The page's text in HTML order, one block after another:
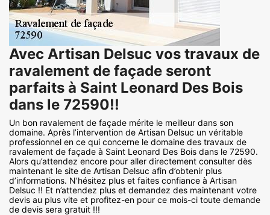
Avec Artisan Delsuc vos travaux de
ravalement de façade seront
parfaits à Saint Leonard Des Bois
dans le 72590!!
Un bon ravalement de façade mérite le meilleur dans son
domaine. Après l’intervention de Artisan Delsuc un véritable
professionnel en ce qui concerne le domaine des travaux de
ravalement de façade à Saint Leonard Des Bois dans le 72590.
Alors qu’attendez encore pour aller directement consulter dès
maintenant le site de Artisan Delsuc afin d’obtenir plus
d’informations. N’hésitez plus et faites confiance à Artisan
Delsuc !! Et n’attendez plus et demandez des maintenant votre
devis au plus vite et profitez-en pour ce mois-ci toute demande
de devis sera gratuit !!!